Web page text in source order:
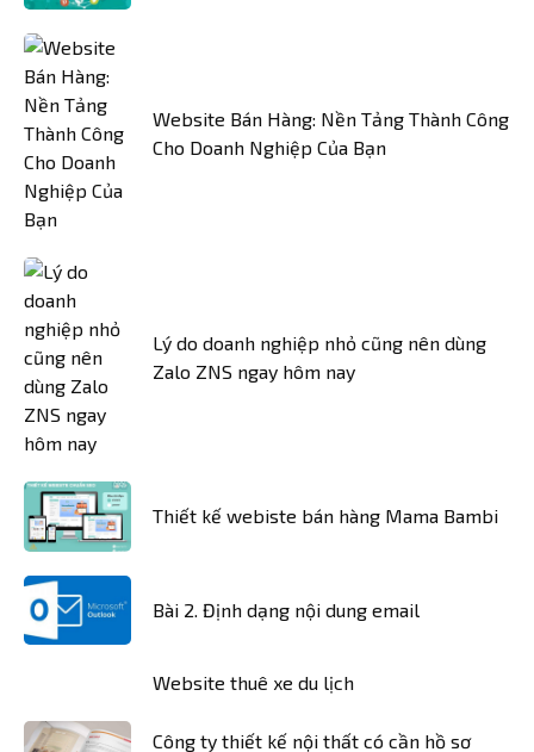
Website Bán Hàng: Nền Tảng Thành Công
Cho Doanh Nghiệp Của Bạn
Lý do doanh nghiệp nhỏ cũng nên dùng
Zalo ZNS ngay hôm nay
Thiết kế webiste bán hàng Mama Bambi
Bài 2. Định dạng nội dung email
Website thuê xe du lịch
Công ty thiết kế nội thất có cần hồ sơ